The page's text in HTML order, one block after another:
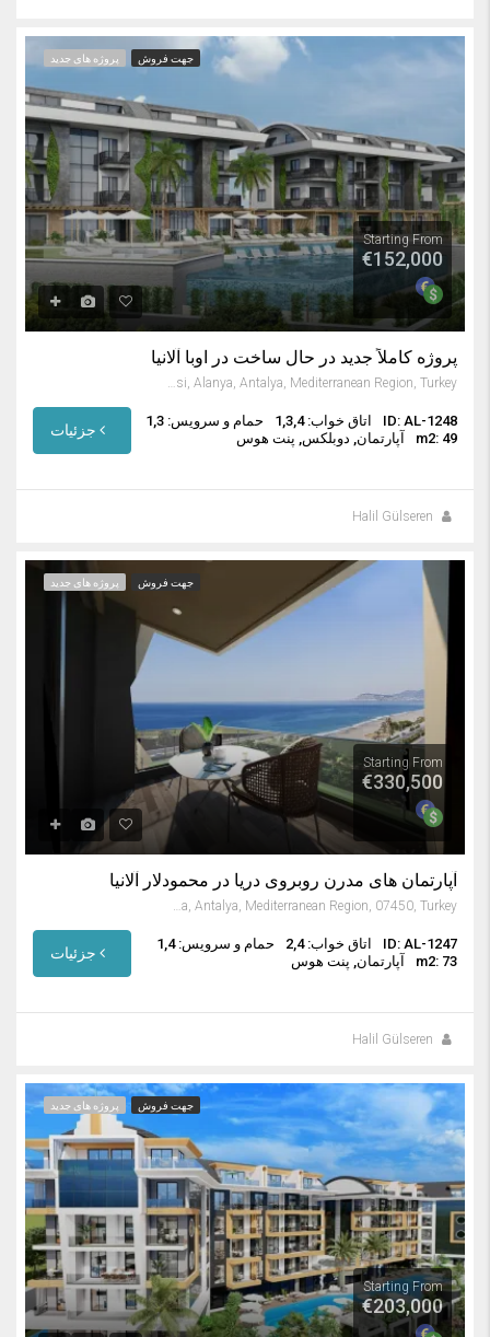
جهت فروش پروژه های جدید
Starting From
€152,000
پروژه کاملاً جدید در حال ساخت در اوبا آلانیا
ID: AL-1248 اتاق خواب: 1,3,4
حمام و سرویس: 1,3
m2: 49
آپارتمان, دوبلکس, پنت هوس
Halil Gülseren
جهت فروش پروژه های جدید
Starting From
€330,500
آپارتمان های مدرن روبروی دریا در محمودلار آلانیا
Mahmutlar, Alanya, Antalya, Mediterranean Region, 07450, Turkey
ID: AL-1247 اتاق خواب: 2,4
حمام و سرویس: 1,4
m2: 73
آپارتمان, پنت هوس
Halil Gülseren
جهت فروش پروژه های جدید
Starting From
€203,000